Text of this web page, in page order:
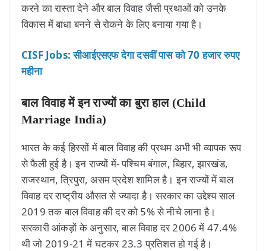
करने का रास्ता देने और बाल विवाह जैसी प्रथाओं को उनके
विकास में बाधा बनने से रोकने के लिए बनाया गया है।
CISF Jobs: सीआईएसएफ देगा दसवीं पास को 70 हजार रुपए
महीना
बाल विवाह में इन राज्यों का बुरा हाल (Child
Marriage India)
भारत के कई हिस्सों में बाल विवाह की प्रथम अभी भी व्यापक रूप
से फैली हुई है। इन राज्यों में- पश्चिम बंगाल, बिहार, झारखंड,
राजस्थान, त्रिपुरा, असम प्रदेश शामिल है। इन राज्यों में बाल
विवाह दर राष्ट्रीय औसत से ज्यादा है। सरकार का उद्देश्य साल
2019 तक बाल विवाह की दर को 5% से नीचे लाना है।
सरकारी आंकड़ों के अनुसार, बाल विवाह दर 2006 में 47.4%
थी जो 2019-21 में घटकर 23.3 प्रतिशत हो गई है।